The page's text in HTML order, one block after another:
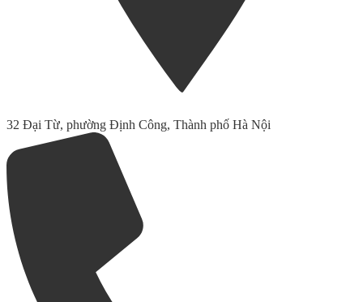
32 Đại Từ, phường Định Công, Thành phố Hà Nội